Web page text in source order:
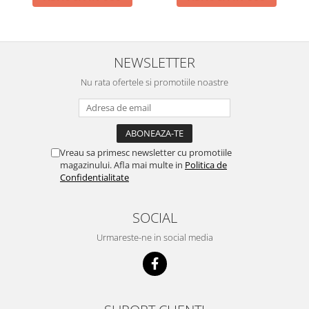
ACUMULATORI
ACUMULATORI MOTOROLA
Acumulatori Pentru Xiaomi
ACUMULATORI XIAOMI COMPATIBIL
ACUMULATORI XIAOMI SERVICE
BM52 / Xiaomi Mi Note 10 / Mi Note
BN57 / Xiaomi Poco X3 NFC / Poco
BN59 / Redmi Note 10 / Note 10s
NEWSLETTER
Nu rata ofertele si promotiile noastre
Vreau sa primesc newsletter cu promotiile
magazinului. Afla mai multe in Politica de
Confidentialitate
SOCIAL
Urmareste-ne in social media